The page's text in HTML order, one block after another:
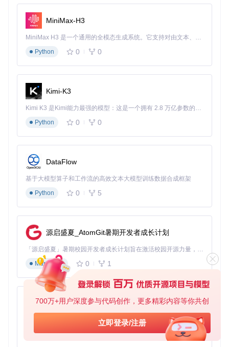
700万+用户深度参与代码创作，更多精彩内容等你共创
立即登录/注册
MiniMax-H3
MiniMax H3 是一个通用的全模态生成系统。它支持对由文本、图像、视频和音频组成的多模态上下文进行统一理解，并能生成分辨率高达 2K、时长可达 15 秒的带原生立体声音频的视频。得益于面向任务泛化的系统设计，H3 在预训练阶段就已具备广泛的多模态上下文理解与生成能力，能够出色地执行复杂的多模态指令。
Python
0 0
Kimi-K3
Kimi K3 是Kimi能力最强的模型：这是一个拥有 2.8 万亿参数的混合专家（MoE）模型，具备原生视觉理解能力，并支持 100 万 token 的上下文窗口。
Python
0 0
DataFlow
基于大模型算子和工作流的高效文本大模型训练数据合成框架
Python
0 5
源启盛夏_AtomGit暑期开发者成长计划
「源启盛夏」暑期校园开发者成长计划旨在激活校园开源力量，通过积分激励、认证扶持、资源倾斜等形式，引导高校组织和开发者完成「入驻 — 建项目 — 做贡献 — 获认证 — 得资源」的完整闭环。无论你是想带领社团入驻平台的组织者，还是希望用代码贡献证明自己的开发者，都能在这里找到属于你的成长路径。
Markdown
0 1
py-xiaozhi
基于Python的Xiaozhi AI，适用于想要完整Xiaozhi体验而无需拥有专用硬件的用户。
Python
0 1